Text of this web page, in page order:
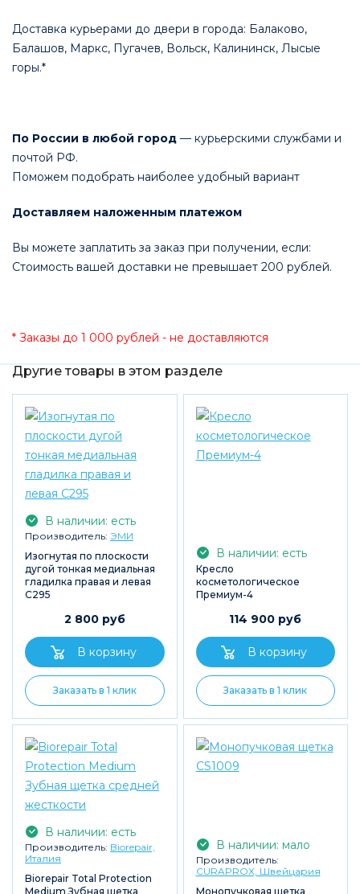
Доставка курьерами до двери в города: Балаково,
Балашов, Маркс, Пугачев, Вольск, Калининск, Лысые
горы.*
По России в любой город — курьерскими службами и
почтой РФ.
Поможем подобрать наиболее удобный вариант
Доставляем наложенным платежом
Вы можете заплатить за заказ при получении, если:
Стоимость вашей доставки не превышает 200 рублей.
* Заказы до 1 000 рублей - не доставляются
Другие товары в этом разделе
В наличии: есть
Производитель: ЭМИ
Изогнутая по плоскости
дугой тонкая медиальная
гладилка правая и левая
С295
2 800 руб
Заказать в 1 клик
В наличии: есть
Кресло
косметологическое
Премиум-4
114 900 руб
Заказать в 1 клик
В наличии: есть
Производитель: Biorepair,
Италия
Biorepair Total Protection
Medium Зубная щетка
В наличии: мало
Производитель:
CURAPROX, Швейцария
Монопучковая щетка